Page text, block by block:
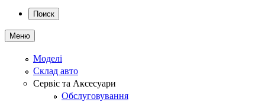
Поиск
Меню
Моделі
Склад авто
Сервіс та Аксесуари
Обслуговування